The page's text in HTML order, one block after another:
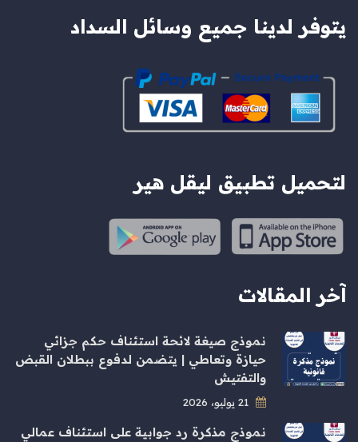
يتوفر لدينا جميع وسائل السداد
لتحميل تطبيق ليقل هير
آخر المقالات
نموذج صيغة لائحة استئناف حكم جزائي
حيازة وتعاطي | يتضمن لدفوع ببطلان القبض
والتفتيش
نموذج مذكرة رد جوابية على استئناف عمالي